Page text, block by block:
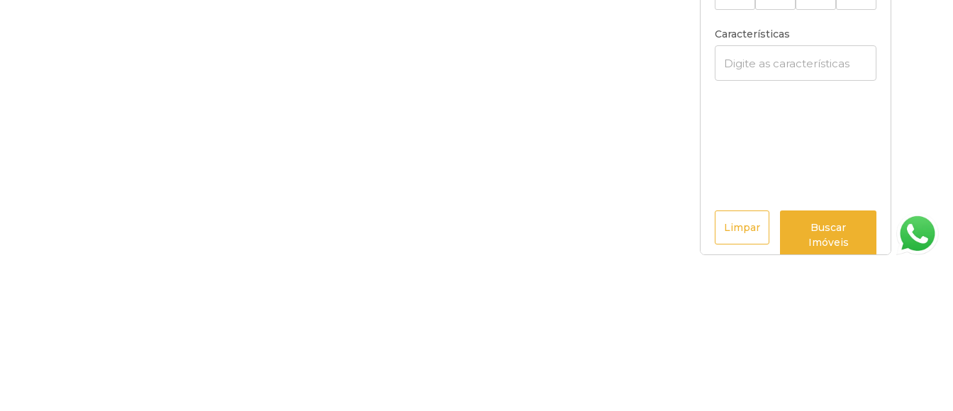
Características
Limpar
Buscar
Imóveis